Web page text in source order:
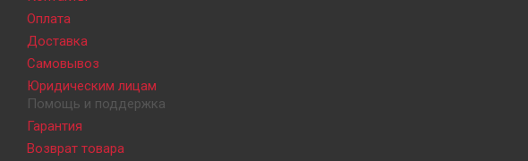
Оплата
Доставка
Самовывоз
Юридическим лицам
Помощь и поддержка
Гарантия
Возврат товара